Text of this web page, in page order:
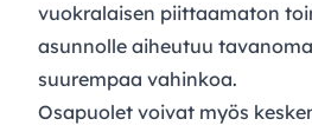
vuokralaisen piittaamaton
asunnolle aiheutuu
suurempaa vahinkoa.
Osapuolet voivat myös